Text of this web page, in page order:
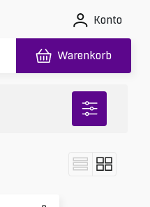
Konto
Warenkorb